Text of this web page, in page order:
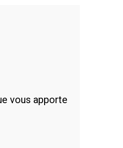
vous apporte